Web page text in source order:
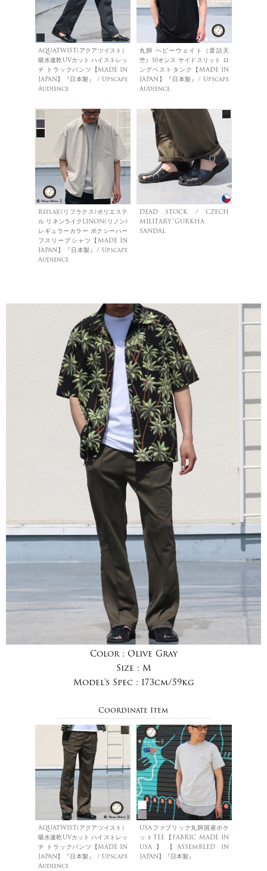
AQUATWIST(アクアツイスト）
吸水速乾UVカット ハイストレッ
チ トラックパンツ【MADE IN
JAPAN】『日本製』 / Upscape
Audience
丸胴 ヘビーウェイト（度詰天
竺）10オンス サイドスリット ロ
ングベストタンク【MADE IN
JAPAN】『日本製』/ Upscape
Audience
Reflax®(リフラクス)ポリエステ
ル リネンライクLINON(リノン)
レギュラーカラー ボクシーハー
フスリーブシャツ【MADE IN
JAPAN】『日本製』/ Upscape
Audience
DEAD STOCK / CZECH
MILITARY”GURKHA
SANDAL
Color : Olive Gray
Size : M
Model's Spec : 173cm/59kg
Coordinate Item
AQUATWIST(アクアツイスト）
吸水速乾UVカット ハイストレッ
チ トラックパンツ【MADE IN
JAPAN】『日本製』 / Upscape
Audience
USAファブリック丸胴国産ポケ
ットTEE【FABRIC MADE IN
USA】【ASSEMBLED IN
JAPAN】『日本製』